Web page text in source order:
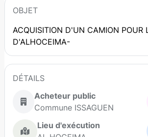
OBJET
ACQUISITION D'UN CAMION POUR
D'ALHOCEIMA-
DÉTAILS
Acheteur public
Commune ISSAGUEN
Lieu d'exécution